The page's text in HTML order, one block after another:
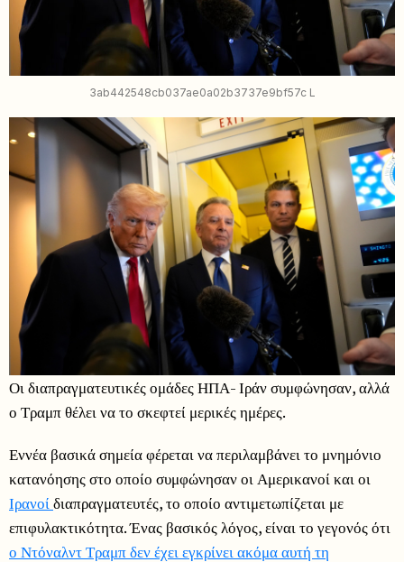
3ab442548cb037ae0a02b3737e9bf57c L
Οι διαπραγματευτικές ομάδες ΗΠΑ- Ιράν συμφώνησαν, αλλά
ο Τραμπ θέλει να το σκεφτεί μερικές ημέρες.
Εννέα βασικά σημεία φέρεται να περιλαμβάνει το μνημόνιο
κατανόησης στο οποίο συμφώνησαν οι Αμερικανοί και οι
Ιρανοίδιαπραγματευτές, το οποίο αντιμετωπίζεται με
επιφυλακτικότητα. Ένας βασικός λόγος, είναι το γεγονός ότι
ο Ντόναλντ Τραμπ δεν έχει εγκρίνει ακόμα αυτή τη